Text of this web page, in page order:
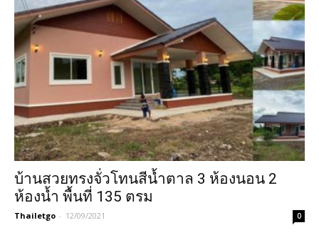
บ้านสวยทรงจั่วโทนสีน้ำตาล 3 ห้องนอน 2
ห้องน้ำ พื้นที่ 135 ตรม
Thailetgo - 12/09/2021 0